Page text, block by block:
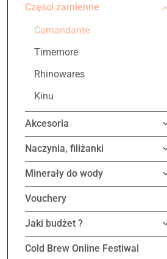
Części zamienne
Comandante
Timemore
Rhinowares
Kinu
Akcesoria
Naczynia, filiżanki
Minerały do wody
Vouchery
Jaki budżet ?
Cold Brew Online Festiwal